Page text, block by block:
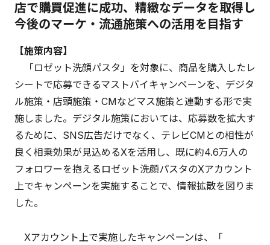
店で購買促進に成功、精緻なデータを取得し
今後のマーケ・流通施策への活用を目指す
【施策内容】
「ロゼット洗顔パスタ」を対象に、商品を購入したレ
シートで応募できるマストバイキャンペーンを、デジタ
ル施策・店頭施策・CMなどマス施策と連動する形で実
施しました。デジタル施策においては、応募数を拡大す
るために、SNS広告だけでなく、テレビCMとの相性が
良く相乗効果が見込めるXを活用し、既に約4.6万人の
フォロワーを抱えるロゼット洗顔パスタのXアカウント
上でキャンペーンを実施することで、情報拡散を図りま
した。
Xアカウント上で実施したキャンペーンは、「